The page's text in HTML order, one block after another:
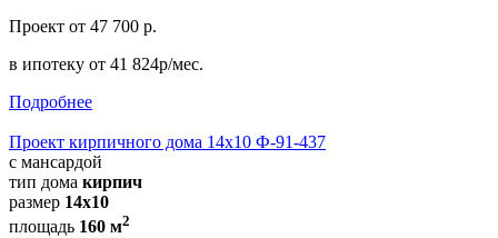
Проект от 47 700 р.
в ипотеку от 41 824р/мес.
Подробнее
Проект кирпичного дома 14х10 Ф-91-437
с мансардой
тип дома кирпич
размер 14х10
площадь 160 м2